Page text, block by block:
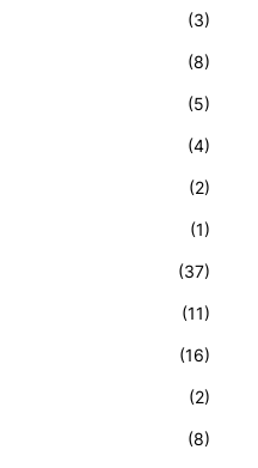
(3)
(8)
(5)
(4)
(2)
(1)
(37)
(11)
(16)
(2)
(8)